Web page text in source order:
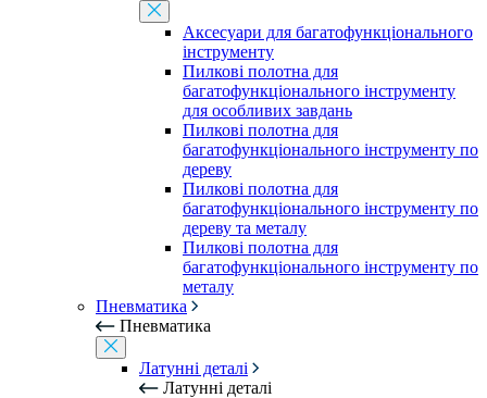
Аксесуари для багатофункціонального
інструменту
Пилкові полотна для
багатофункціонального інструменту
для особливих завдань
Пилкові полотна для
багатофункціонального інструменту по
дереву
Пилкові полотна для
багатофункціонального інструменту по
дереву та металу
Пилкові полотна для
багатофункціонального інструменту по
металу
Пневматика
Пневматика
Латунні деталі
Латунні деталі